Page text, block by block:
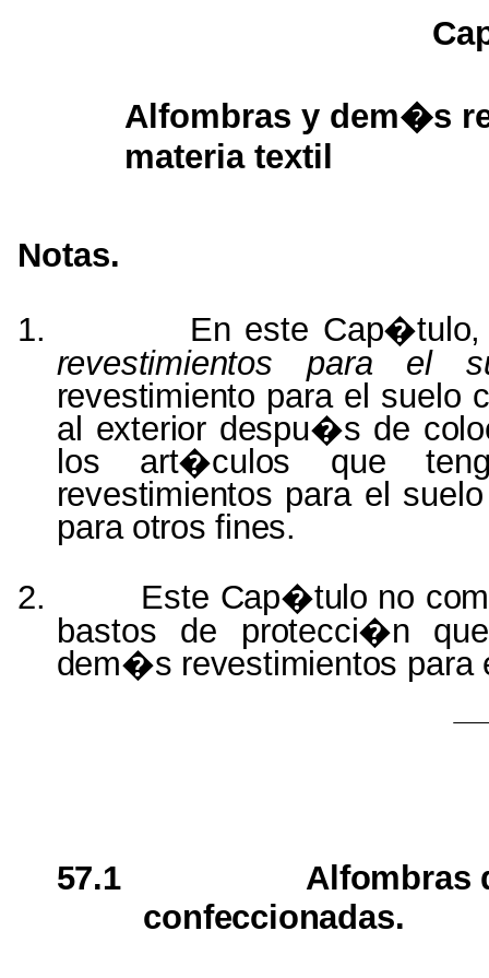
Alfombras y dem�s
materia textil
Notas.
1.
En este
revestimientos para el
revestimiento para el suelo
al exterior despu�s de
los art�culos que
revestimientos para el suelo
para otros fines.
2.
Este Cap�tulo no
bastos de protecci�n
dem�s revestimientos para
57.1 Alfombras
confeccionadas.